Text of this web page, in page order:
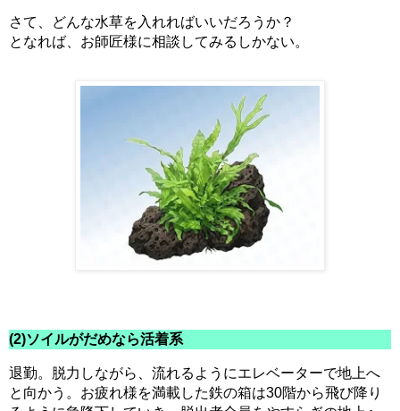
さて、どんな水草を入れればいいだろうか？
となれば、お師匠様に相談してみるしかない。
(2)ソイルがだめなら活着系
退勤。脱力しながら、流れるようにエレベーターで地上へ
と向かう。お疲れ様を満載した鉄の箱は30階から飛び降り